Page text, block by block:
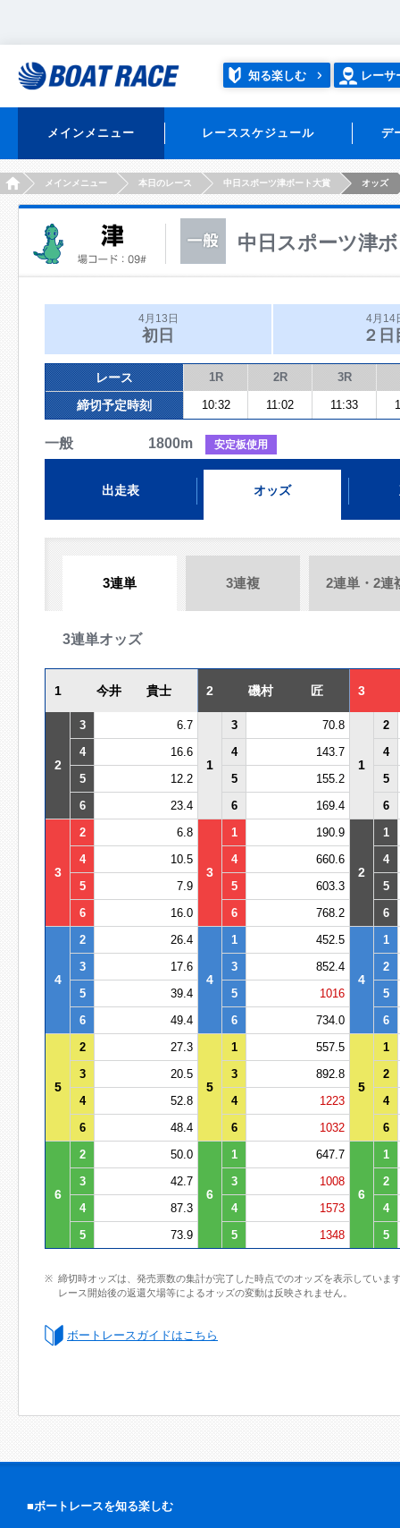
知る楽しむ レーサ
メインメニュー レーススケジュール デ
HOMEメインメニュー 本日のレース 中日スポーツ津ボート大賞 オッズ
中日スポーツ津
4月13日
初日
4月14
２日
レース 1R 2R 3R
締切予定時刻 10:32 11:02 11:33
一般 1800m 安定板使用
出走表 オッズ
3連単 3連複 2連単・2連
3連単オッズ
1 今井 貴士 2 磯村 匠 3
2
3 6.7
1
3 70.8
1
2
4
16.6 4 143.7
4
5
12.2 5 155.2
5
6
23.4 6 169.4 6
3
2 6.8
3
1 190.9
2
1
4
10.5 4 660.6
4
5
7.9 5 603.3
5
6
16.0 6 768.2 6
4
2 26.4
4
1 452.5
4
1
3
17.6 3 852.4
2
5
39.4 5 1016
5
6
49.4 6 734.0 6
5
2 27.3
5
1 557.5
5
1
3
20.5 3 892.8
2
4
52.8 4 1223
4
6
48.4 6 1032 6
6
2 50.0
6
1 647.7
6
1
3
42.7 3 1008
2
4
87.3 4 1573
4
5
73.9 5 1348 5
締切時オッズは、発売票数の集計が完了した時点でのオッズを表示していま
レース開始後の返還欠場等によるオッズの変動は反映されません。
ボートレースガイドはこちら
■ボートレースを知る楽しむ